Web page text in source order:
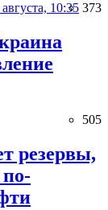
10:35 373
505
резервы,
по-